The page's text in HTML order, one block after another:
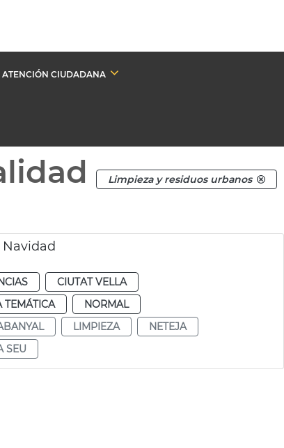
ATENCIÓN CIUDADANA
Limpieza y residuos urbanos
CIUTAT VELLA
TEMÁTICA
NORMAL
LIMPIEZA
NETEJA
SEU